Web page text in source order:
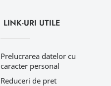
LINK-URI UTILE
Prelucrarea datelor cu
caracter personal
Reduceri de pret